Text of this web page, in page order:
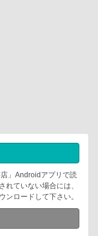
」Androidアプリで読
れていない場合には、
ンロードして下さい。